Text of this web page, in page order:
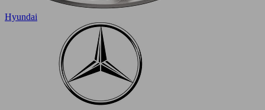
Hyundai